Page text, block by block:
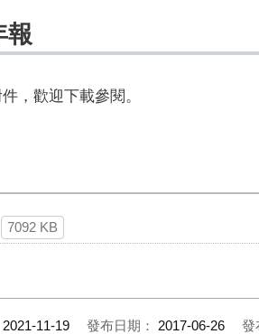
報
，歡迎下載參閱。
7092 KB
2021-11-19 發布日期： 2017-06-26 發